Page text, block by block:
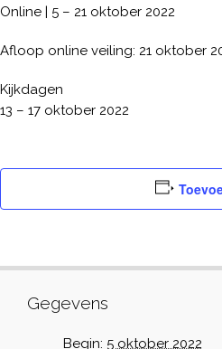
Online | 5 – 21 oktober 2022
Afloop online veiling: 21 oktober
Kijkdagen
13 – 17 oktober 2022
Gegevens
Begin: 5 oktober 2022